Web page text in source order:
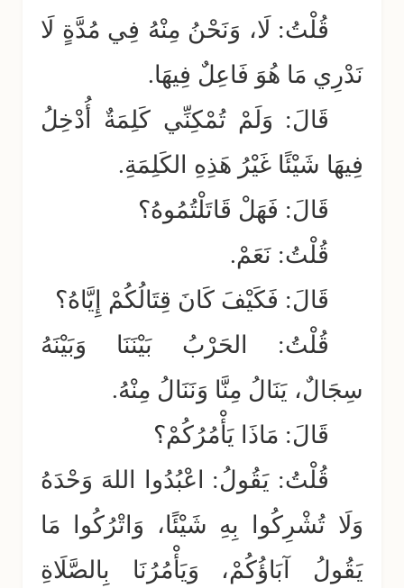
قُلْتُ: لَا، وَنَحْنُ مِنْهُ فِي مُدَّةٍ لَا
نَدْرِي مَا هُوَ فَاعِلٌ فِيهَا.
قَالَ: وَلَمْ تُمْكِنِّي كَلِمَةٌ أُدْخِلُ
فِيهَا شَيْئًا غَيْرُ هَذِهِ الكَلِمَةِ.
قَالَ: فَهَلْ قَاتَلْتُمُوهُ؟
قُلْتُ: نَعَمْ.
قَالَ: فَكَيْفَ كَانَ قِتَالُكُمْ إِيَّاهُ؟
قُلْتُ: الحَرْبُ بَيْنَنَا وَبَيْنَهُ
سِجَالٌ، يَنَالُ مِنَّا وَنَنَالُ مِنْهُ.
قَالَ: مَاذَا يَأْمُرُكُمْ؟
قُلْتُ: يَقُولُ: اعْبُدُوا اللهَ وَحْدَهُ
وَلَا تُشْرِكُوا بِهِ شَيْئًا، وَاتْرُكُوا مَا
يَقُولُ آبَاؤُكُمْ، وَيَأْمُرُنَا بِالصَّلَاةِ